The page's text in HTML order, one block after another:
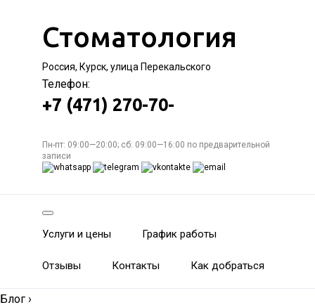
Стоматология
Россия, Курск, улица Перекальского
Телефон:
+7 (471) 270-70-
Пн-пт: 09:00—20:00; сб: 09:00—16:00 по предварительной
записи
Услуги и цены График работы
Отзывы Контакты Как добраться
Блог ›